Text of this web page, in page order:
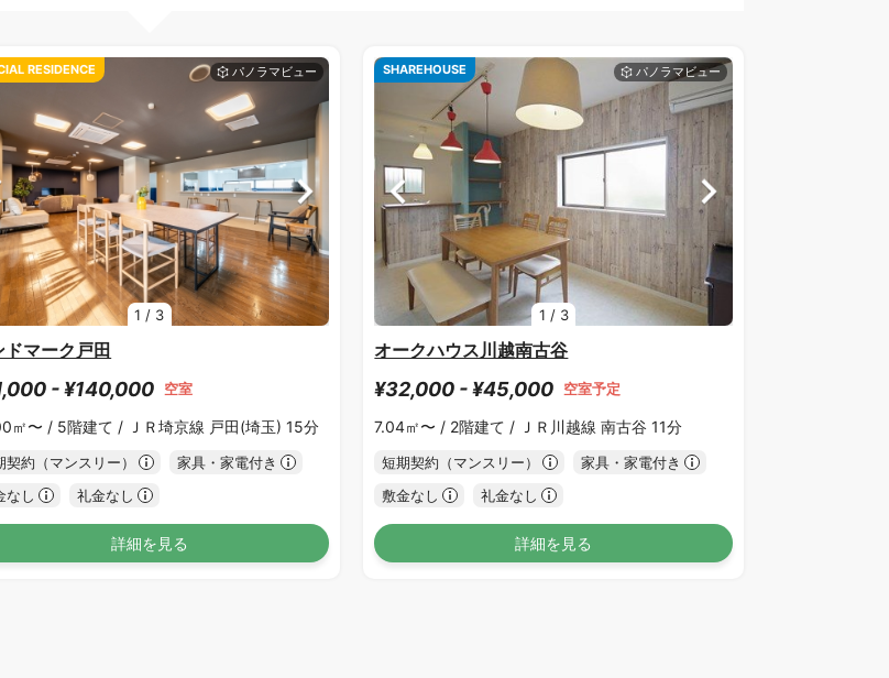
1 / 3
RESIDENCE
ドマーク戸田
- ¥140,000 空室
㎡〜 / 5階建て / ＪＲ埼京線 戸田(埼玉) 15分
契約（マンスリー）
家具・家電付き
なし
礼金なし
詳細を見る
1 / 3
SHAREHOUSE
オークハウス川越南古谷
¥32,000 - ¥45,000 空室予定
7.04㎡〜 / 2階建て / ＪＲ川越線 南古谷 11分
短期契約（マンスリー）
家具・家電付き
敷金なし
礼金なし
詳細を見る